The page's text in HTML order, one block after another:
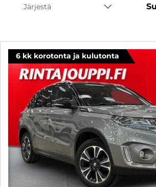
Järjestä
6 kk korotonta ja kulutonta